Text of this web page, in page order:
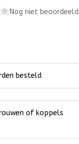
Nog niet beoordeeld